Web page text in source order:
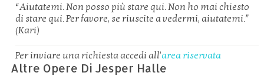
“Aiutatemi. Non posso più stare qui. Non ho mai chiesto
di stare qui. Per favore, se riuscite a vedermi, aiutatemi.”
(Kari)
Per inviare una richiesta accedi all'area riservata
Altre Opere Di Jesper Halle